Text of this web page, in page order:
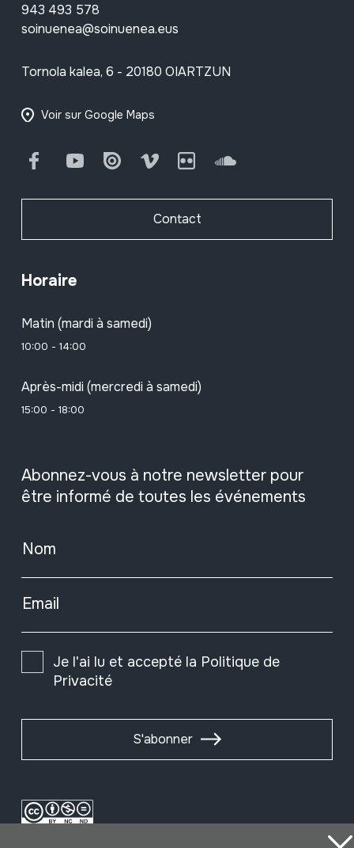
943 493 578
soinuenea@soinuenea.eus
Tornola kalea, 6 - 20180 OIARTZUN
Voir sur Google Maps
FacebookYoutube Issuu Vimeo Flickr SoundCloud
Contact
Horaire
Matin (mardi à samedi)
10:00 - 14:00
Après-midi (mercredi à samedi)
15:00 - 18:00
Abonnez-vous à notre newsletter pour
être informé de toutes les événements
Nom
Email
Je l'ai lu et accepté la Politique de
Privacité
S'abonner